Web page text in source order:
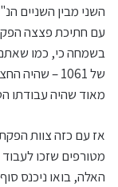
השני מבין השניים
עם חתיכת פצצה
בשמחה כי, כמו
של 1061 –
מאוד שהיה עבודתו
אז עם כזה צוות
מטורפים שזכו